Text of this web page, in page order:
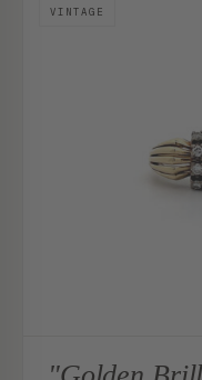
VINTAGE